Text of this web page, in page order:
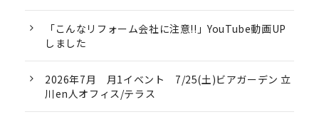
「こんなリフォーム会社に注意!!」YouTube動画UP
しました
2026年7月 月1イベント 7/25(土)ビアガーデン 立
川en人オフィス/テラス